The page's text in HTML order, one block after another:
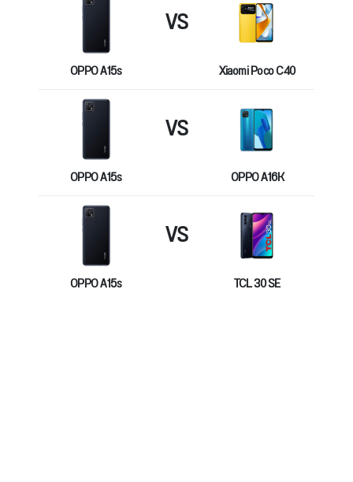
OPPO A15s
VS
Xiaomi Poco C40
OPPO A15s
VS
OPPO A16K
OPPO A15s
VS
TCL 30 SE